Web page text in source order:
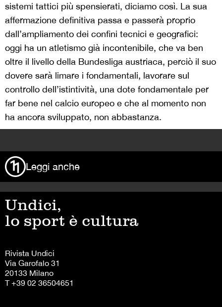
sistemi tattici più spensierati, diciamo così. La sua
affermazione definitiva passa e passerà proprio
dall’ampliamento dei confini tecnici e geografici:
oggi ha un atletismo già incontenibile, che va ben
oltre il livello della Bundesliga austriaca, perciò il suo
dovere sarà limare i fondamentali, lavorare sul
controllo dell’istintività, una dote fondamentale per
far bene nel calcio europeo e che al momento non
ha ancora sviluppato, non abbastanza.
Leggi anche
Undici,
lo sport è cultura
Rivista Undici
Via Garofalo 31
20133 Milano
T +39 02 36504651